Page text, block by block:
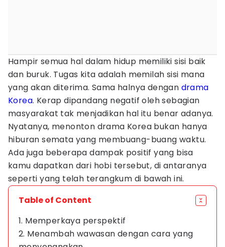
Hampir semua hal dalam hidup memiliki sisi baik
dan buruk. Tugas kita adalah memilah sisi mana
yang akan diterima. Sama halnya dengan drama
Korea. Kerap dipandang negatif oleh sebagian
masyarakat tak menjadikan hal itu benar adanya.
Nyatanya, menonton drama Korea bukan hanya
hiburan semata yang membuang-buang waktu.
Ada juga beberapa dampak positif yang bisa
kamu dapatkan dari hobi tersebut, di antaranya
seperti yang telah terangkum di bawah ini.
Table of Content
1. Memperkaya perspektif
2. Menambah wawasan dengan cara yang